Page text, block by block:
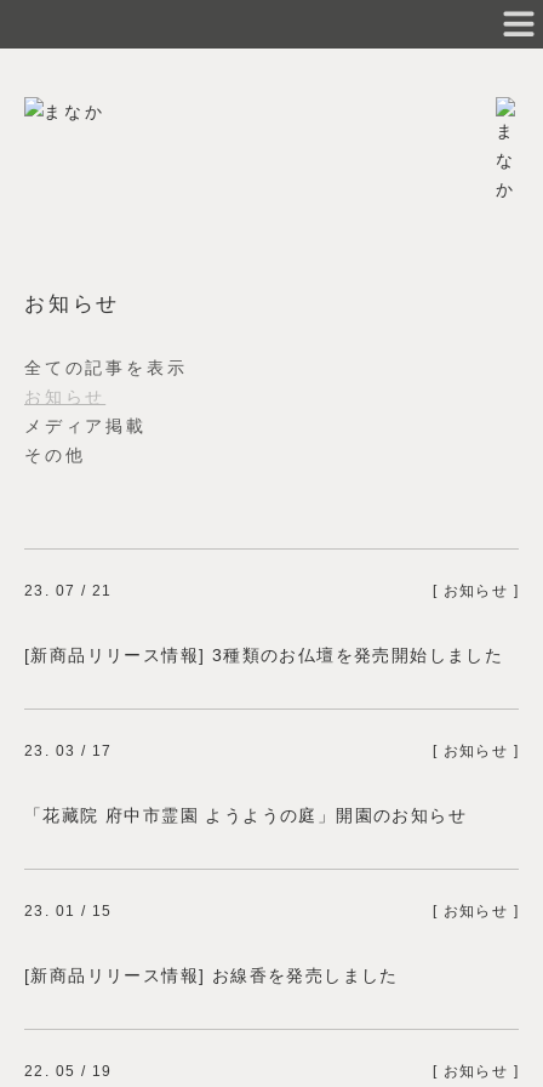
お知らせ
全ての記事を表示
お知らせ
メディア掲載
その他
23. 07 / 21 [ お知らせ ]
[新商品リリース情報] 3種類のお仏壇を発売開始しました
23. 03 / 17 [ お知らせ ]
「花藏院 府中市霊園 ようようの庭」開園のお知らせ
23. 01 / 15 [ お知らせ ]
[新商品リリース情報] お線香を発売しました
22. 05 / 19 [ お知らせ ]